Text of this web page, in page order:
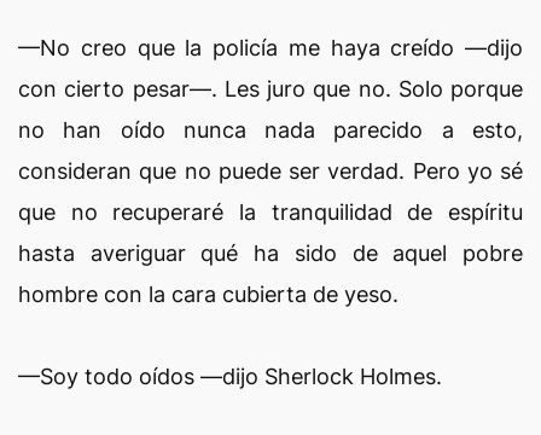
—No creo que la policía me haya creído —dijo
con cierto pesar—. Les juro que no. Solo porque
no han oído nunca nada parecido a esto,
consideran que no puede ser verdad. Pero yo sé
que no recuperaré la tranquilidad de espíritu
hasta averiguar qué ha sido de aquel pobre
hombre con la cara cubierta de yeso.
—Soy todo oídos —dijo Sherlock Holmes.